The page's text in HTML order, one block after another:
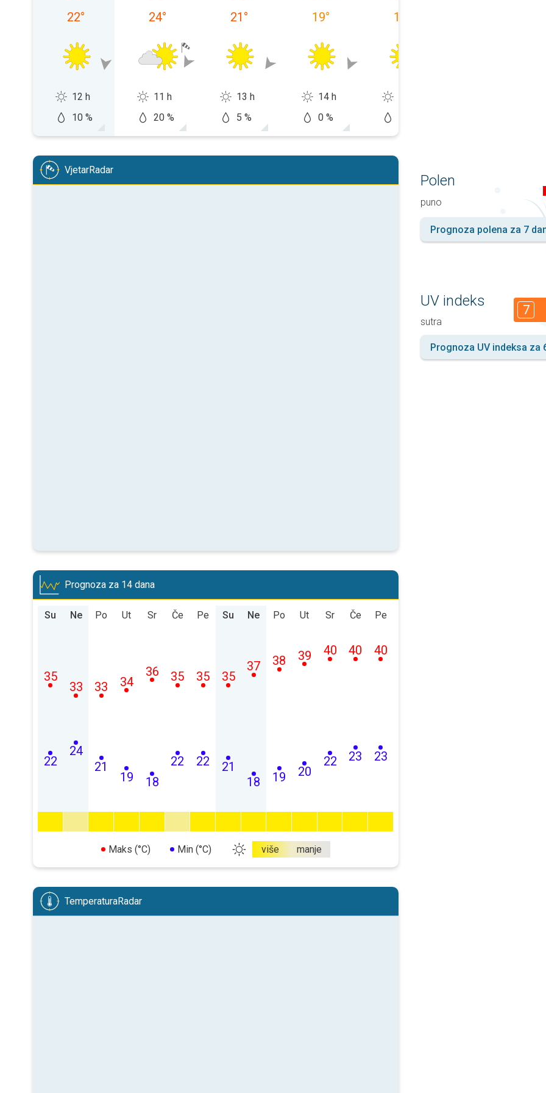
22°
12 h
10 %
24°
11 h
20 %
21 °
13 h
5 %
19°
14 h
0 %
18
VjetarRadar
Prognoza za 14 dana
Su
22
35
Ne
24
33
Po
21
33
Ut
19
34
Sr
18
36
Če
22
35
Pe
22
35
Su
21
35
Ne
18
37
Po
19
38
Ut
20
39
Sr
22
40
Če
23
40
Pe
23
40
Maks (°C) Min (°C) više manje
TemperaturaRadar
Polen
puno
Prognoza polena za 7
UV indeks
sutra
7
Prognoza UV indeksa za